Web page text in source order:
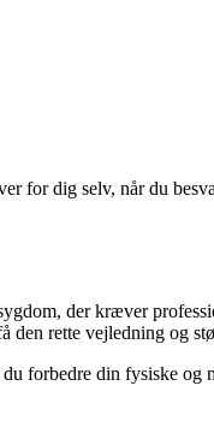
for dig selv, når du
der kræver
den rette vejledning og
forbedre din fysiske og